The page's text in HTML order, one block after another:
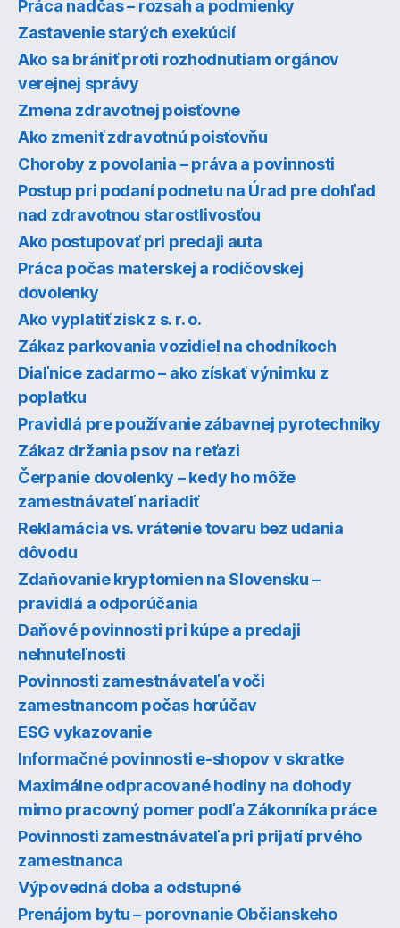
Práca nadčas – rozsah a podmienky
Zastavenie starých exekúcií
Ako sa brániť proti rozhodnutiam orgánov
verejnej správy
Zmena zdravotnej poisťovne
Ako zmeniť zdravotnú poisťovňu
Choroby z povolania – práva a povinnosti
Postup pri podaní podnetu na Úrad pre dohľad
nad zdravotnou starostlivosťou
Ako postupovať pri predaji auta
Práca počas materskej a rodičovskej
dovolenky
Ako vyplatiť zisk z s. r. o.
Zákaz parkovania vozidiel na chodníkoch
Diaľnice zadarmo – ako získať výnimku z
poplatku
Pravidlá pre používanie zábavnej pyrotechniky
Zákaz držania psov na reťazi
Čerpanie dovolenky – kedy ho môže
zamestnávateľ nariadiť
Reklamácia vs. vrátenie tovaru bez udania
dôvodu
Zdaňovanie kryptomien na Slovensku –
pravidlá a odporúčania
Daňové povinnosti pri kúpe a predaji
nehnuteľnosti
Povinnosti zamestnávateľa voči
zamestnancom počas horúčav
ESG vykazovanie
Informačné povinnosti e-shopov v skratke
Maximálne odpracované hodiny na dohody
mimo pracovný pomer podľa Zákonníka práce
Povinnosti zamestnávateľa pri prijatí prvého
zamestnanca
Výpovedná doba a odstupné
Prenájom bytu – porovnanie Občianskeho